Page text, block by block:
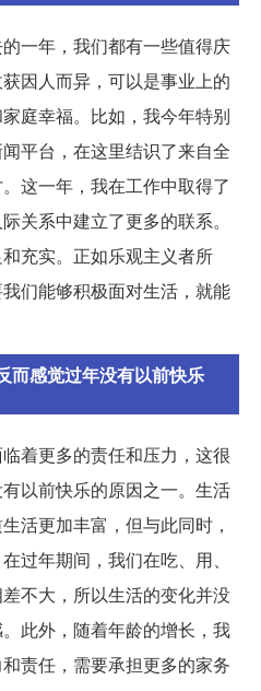
一年，我们都有一些值得庆
因人而异，可以是事业上的
庭幸福。比如，我今年特别
平台，在这里结识了来自全
这一年，我在工作中取得了
关系中建立了更多的联系。
充实。正如乐观主义者所
们能够积极面对生活，就能
而感觉过年没有以前快乐
着更多的责任和压力，这很
以前快乐的原因之一。生活
活更加丰富，但与此同时，
过年期间，我们在吃、用、
不大，所以生活的变化并没
此外，随着年龄的增长，我
责任，需要承担更多的家务